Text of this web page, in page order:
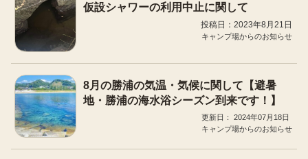
仮設シャワーの利用中止に関して
投稿日：2023年8月21日
キャンプ場からのお知らせ
8月の勝浦の気温・気候に関して【避暑
地・勝浦の海水浴シーズン到来です！】
2024年07月18日
キャンプ場からのお知らせ